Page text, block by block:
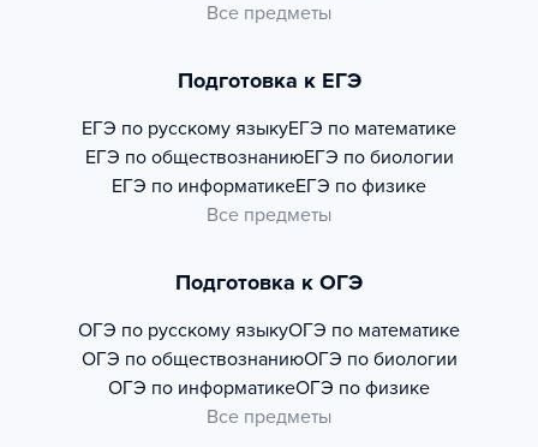
Все предметы
Подготовка к ЕГЭ
ЕГЭ по русскому языкуЕГЭ по математике
ЕГЭ по обществознаниюЕГЭ по биологии
ЕГЭ по информатикеЕГЭ по физике
Все предметы
Подготовка к ОГЭ
ОГЭ по русскому языкуОГЭ по математике
ОГЭ по обществознаниюОГЭ по биологии
ОГЭ по информатикеОГЭ по физике
Все предметы